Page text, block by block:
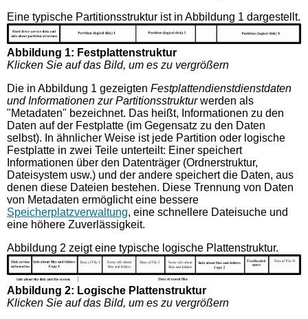
Eine typische Partitionsstruktur ist in Abbildung 1 dargestellt.
Abbildung 1: Festplattenstruktur
Klicken Sie auf das Bild, um es zu vergrößern
Die in Abbildung 1 gezeigten Festplattendienstdienstdaten
und Informationen zur Partitionsstrukturwerden als
"Metadaten" bezeichnet. Das heißt, Informationen zu den
Daten auf der Festplatte (im Gegensatz zu den Daten
selbst). In ähnlicher Weise ist jede Partition oder logische
Festplatte in zwei Teile unterteilt: Einer speichert
Informationen über den Datenträger (Ordnerstruktur,
Dateisystem usw.) und der andere speichert die Daten, aus
denen diese Dateien bestehen. Diese Trennung von Daten
von Metadaten ermöglicht eine bessere
Speicherplatzverwaltung, eine schnellere Dateisuche und
eine höhere Zuverlässigkeit.
Abbildung 2 zeigt eine typische logische Plattenstruktur.
Abbildung 2: Logische Plattenstruktur
Klicken Sie auf das Bild, um es zu vergrößern